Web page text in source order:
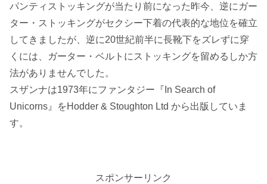
パンティストッキングが当たり前になった昨今、逆にガー
ター・ストッキングがセクシー下着の代表的な地位を確立
してきましたが、逆に20世紀前半に長靴下をズレずに穿
くには、ガーター・ベルトにストッキングを留めるしか方
法がありませんでした。
スザンナは1973年にファンタジー『In Search of
Unicorns』をHodder & Stoughton Ltd から出版していま
す。
スポンサーリンク